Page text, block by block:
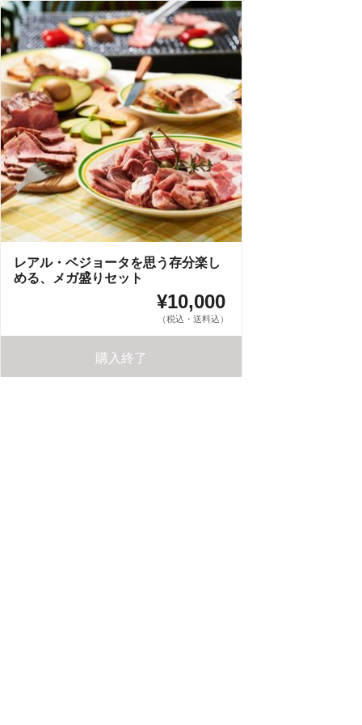
レアル・ベジョータを思う存分楽し
める、メガ盛りセット
¥10,000
（税込・送料込）
購入終了